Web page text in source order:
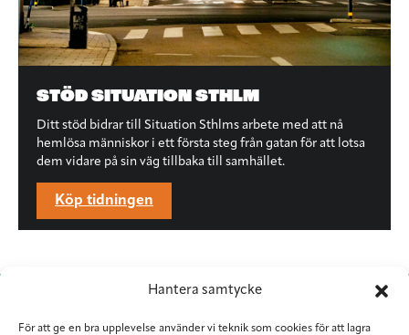
Hantera samtycke
För att ge en bra upplevelse använder vi teknik som cookies för att lagra
STÖD SITUATION STHLM
Ditt stöd bidrar till Situation Sthlms arbete med att nå
hemlösa människor i ett första steg från gatan för att lotsa
dem vidare på sin väg tillbaka till samhället.
Köp tidningen